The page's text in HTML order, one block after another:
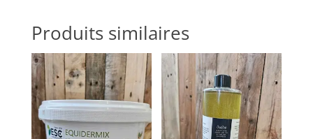
Produits similaires